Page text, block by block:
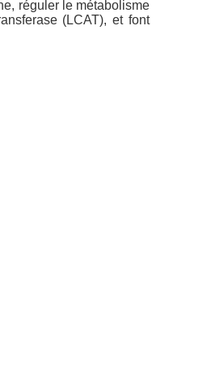
réguler le métabolisme
(LCAT), et font